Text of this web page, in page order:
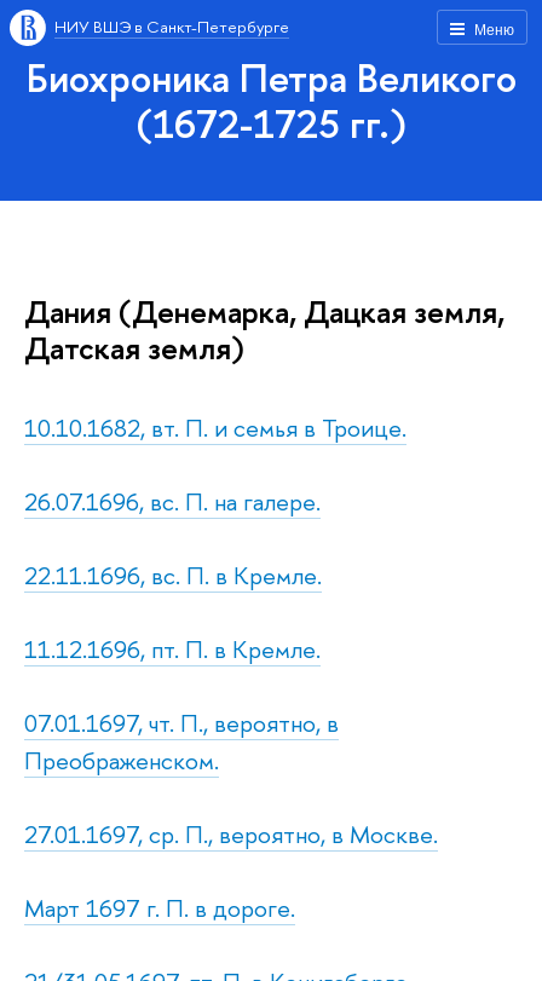
Меню
НИУ ВШЭ в Санкт-Петербурге
Биохроника Петра Великого
(1672-1725 гг.)
Дания (Денемарка, Дацкая земля,
Датская земля)
10.10.1682, вт. П. и семья в Троице.
26.07.1696, вс. П. на галере.
22.11.1696, вс. П. в Кремле.
11.12.1696, пт. П. в Кремле.
07.01.1697, чт. П., вероятно, в
Преображенском.
27.01.1697, ср. П., вероятно, в Москве.
Март 1697 г. П. в дороге.